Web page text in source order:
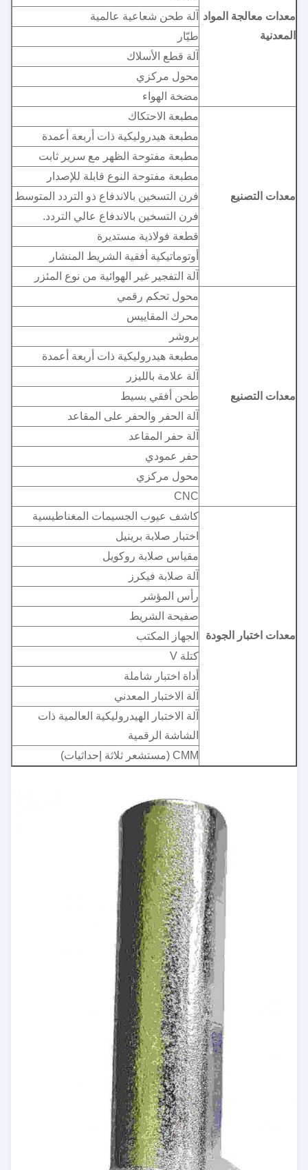
معدات معالجة المواد
المعدنية
آلة طحن شعاعية عالمية
طيّار
آلة قطع الأسلاك
محول مركزي
مضخة الهواء
معدات التصنيع
مطبعة الاحتكاك
مطبعة هيدروليكية ذات أربعة أعمدة
مطبعة مفتوحة الظهر مع سرير ثابت
مطبعة مفتوحة النوع قابلة للإصدار
فرن التسخين بالاندفاع ذو التردد المتوسط
فرن التسخين بالاندفاع عالي التردد.
قطعة فولاذية مستديرة
أوتوماتيكية أفقية الشريط المنشار
آلة التفجير غير الهوائية من نوع المئزر
معدات التصنيع
محول تحكم رقمي
محرك المقاييس
بروشر
مطبعة هيدروليكية ذات أربعة أعمدة
آلة علامة بالليزر
طحن أفقي بسيط
آلة الحفر والحفر على المقاعد
آلة حفر المقاعد
حفر عمودي
محول مركزي
CNC
معدات اختبار الجودة
كاشف عيوب الجسيمات المغناطيسية
اختبار صلابة برينيل
مقياس صلابة روكويل
آلة صلابة فيكرز
رأس المؤشر
صفيحة الشريط
الجهاز المكتب
كتلة V
أداة اختبار شاملة
آلة الاختبار المعدني
آلة الاختبار الهيدروليكية العالمية ذات
الشاشة الرقمية
CMM (مستشعر ثلاثة إحداثيات)